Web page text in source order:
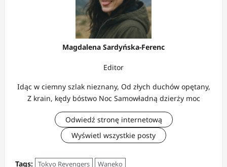
Magdalena Sardyńska-Ferenc
Editor
Idąc w ciemny szlak nieznany, Od złych duchów opętany,
Z krain, kędy bóstwo Noc Samowładną dzierży moc
Odwiedź stronę internetową
Wyświetl wszystkie posty
Tags: Tokyo Revengers Waneko